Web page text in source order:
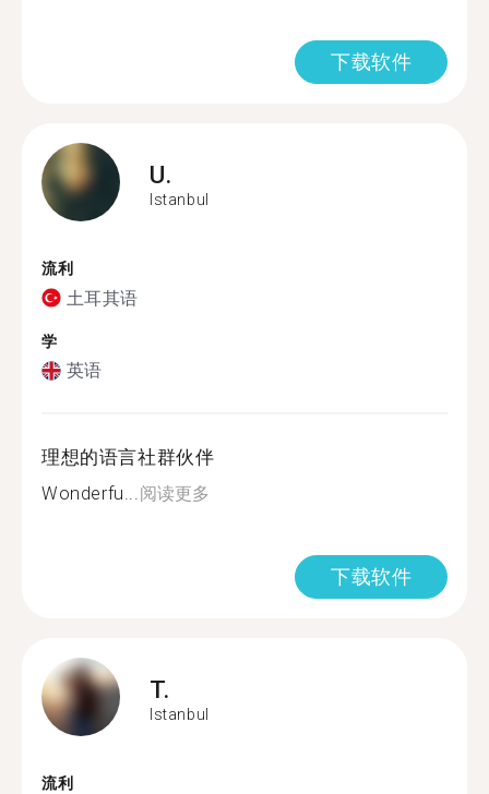
下载软件
U.
Istanbul
流利
土耳其语
学
英语
理想的语言社群伙伴
Wonderfu...阅读更多
下载软件
T.
Istanbul
流利